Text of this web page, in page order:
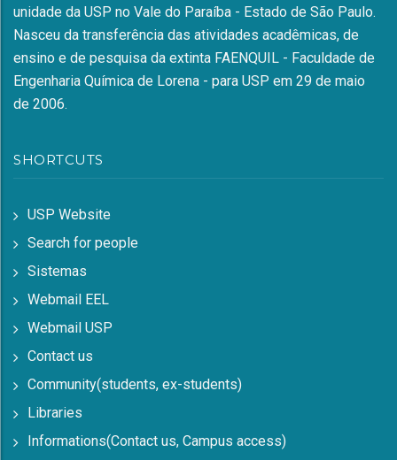
unidade da USP no Vale do Paraíba - Estado de São Paulo.
Nasceu da transferência das atividades acadêmicas, de
ensino e de pesquisa da extinta FAENQUIL - Faculdade de
Engenharia Química de Lorena - para USP em 29 de maio
de 2006.
SHORTCUTS
USP Website
Search for people
Sistemas
Webmail EEL
Webmail USP
Contact us
Community(students, ex-students)
Libraries
Informations(Contact us, Campus access)